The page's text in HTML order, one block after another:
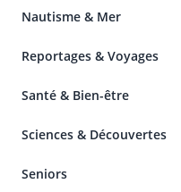
Nautisme & Mer
Reportages & Voyages
Santé & Bien-être
Sciences & Découvertes
Seniors